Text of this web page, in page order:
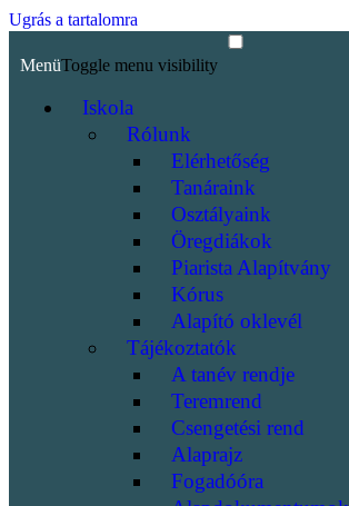
Ugrás a tartalomra
MenüToggle menu visibility
Iskola
Rólunk
Elérhetőség
Tanáraink
Osztályaink
Öregdiákok
Piarista Alapítvány
Kórus
Alapító oklevél
Tájékoztatók
A tanév rendje
Teremrend
Csengetési rend
Alaprajz
Fogadóóra